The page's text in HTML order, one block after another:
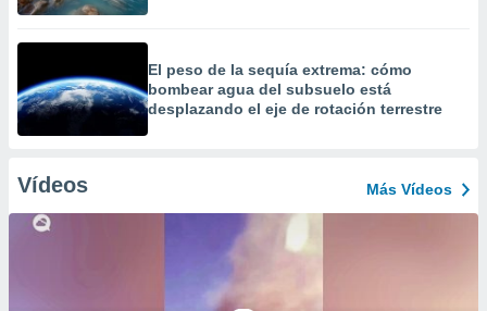
El peso de la sequía extrema: cómo
bombear agua del subsuelo está
desplazando el eje de rotación terrestre
Vídeos Más Vídeos